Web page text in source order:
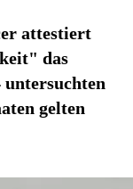
attestiert
das
untersuchten
gelten